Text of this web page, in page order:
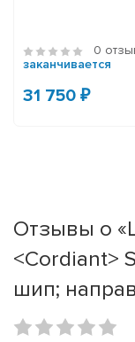
0
заканчивается
31 750 ₽
Отзывы о
<Cordiant>
шип;